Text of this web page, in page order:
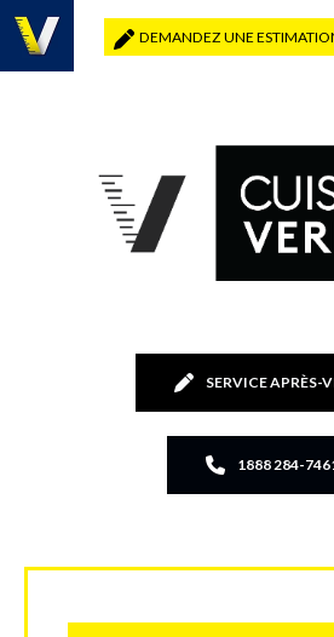
DEMANDEZ UNE
SERVICE APRÈS-
1888 284-